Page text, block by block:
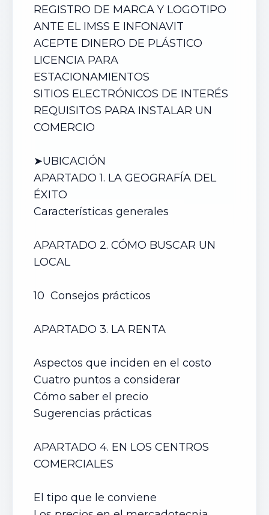
REGISTRO DE MARCA Y LOGOTIPO
ANTE EL IMSS E INFONAVIT
ACEPTE DINERO DE PLÁSTICO
LICENCIA PARA
ESTACIONAMIENTOS
SITIOS ELECTRÓNICOS DE INTERÉS
REQUISITOS PARA INSTALAR UN
COMERCIO
➤UBICACIÓN
APARTADO 1. LA GEOGRAFÍA DEL
ÉXITO
Características generales
APARTADO 2. CÓMO BUSCAR UN
LOCAL
10 Consejos prácticos
APARTADO 3. LA RENTA
Aspectos que inciden en el costo
Cuatro puntos a considerar
Cómo saber el precio
Sugerencias prácticas
APARTADO 4. EN LOS CENTROS
COMERCIALES
El tipo que le conviene